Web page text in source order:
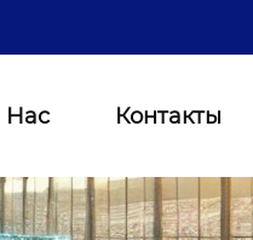
Нас Контакты